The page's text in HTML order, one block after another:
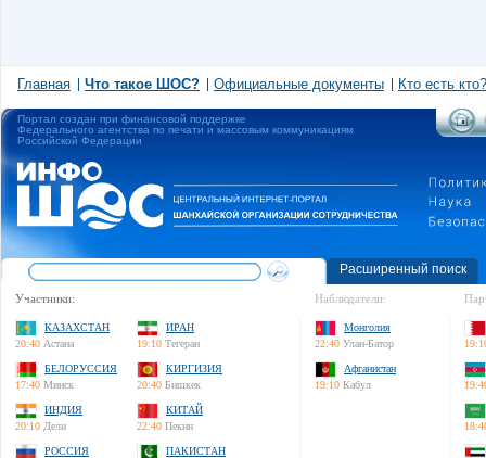
Главная Что такое ШОС? Официальные документы Кто есть кто?
Портал создан при финансовой поддержке
Федерального агентства по печати и массовым коммуникациям
Российской Федерации
Расширенный поиск
Участники:
КАЗАХСТАН
20:40 Астана
ИРАН
19:10 Тегеран
БЕЛОРУССИЯ
17:40 Минск
КИРГИЗИЯ
20:40 Бишкек
ИНДИЯ
20:10 Дели
КИТАЙ
22:40 Пекин
РОССИЯ
ПАКИСТАН
Наблюдатели:
Монголия
22:40 Улан-Батор
Афганистан
19:10 Кабул